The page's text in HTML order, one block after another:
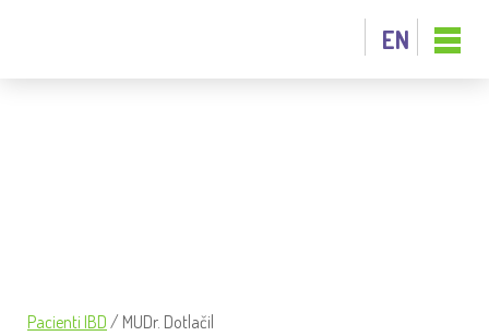
EN
Pacienti IBD / MUDr. Dotlačil